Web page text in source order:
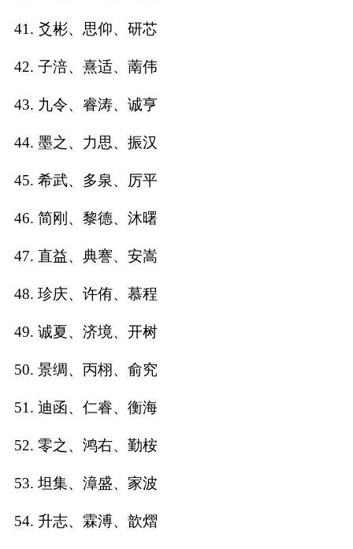
41. 爻彬、思仰、研芯
42. 子涪、熹适、萳伟
43. 九令、睿涛、诚亨
44. 墨之、力思、振汉
45. 希武、多泉、厉平
46. 简刚、黎德、沐曙
47. 直益、典謇、安嵩
48. 珍庆、许侑、慕程
49. 诚夏、济境、开树
50. 景绸、丙栩、俞究
51. 迪函、仁睿、衡海
52. 零之、鸿右、勤桉
53. 坦集、漳盛、家波
54. 升志、霖溥、歆熠